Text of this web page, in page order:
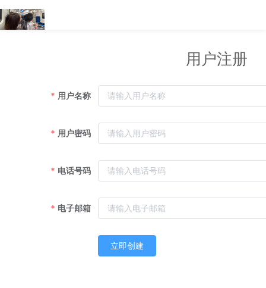
用户注册
用户名称
用户密码
电话号码
电子邮箱
立即创建